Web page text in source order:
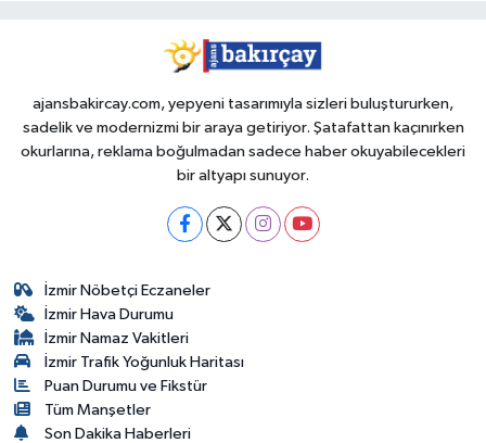
ajansbakircay.com, yepyeni tasarımıyla sizleri buluştururken,
sadelik ve modernizmi bir araya getiriyor. Şatafattan kaçınırken
okurlarına, reklama boğulmadan sadece haber okuyabilecekleri
bir altyapı sunuyor.
İzmir Nöbetçi Eczaneler
İzmir Hava Durumu
İzmir Namaz Vakitleri
İzmir Trafik Yoğunluk Haritası
Puan Durumu ve Fikstür
Tüm Manşetler
Son Dakika Haberleri